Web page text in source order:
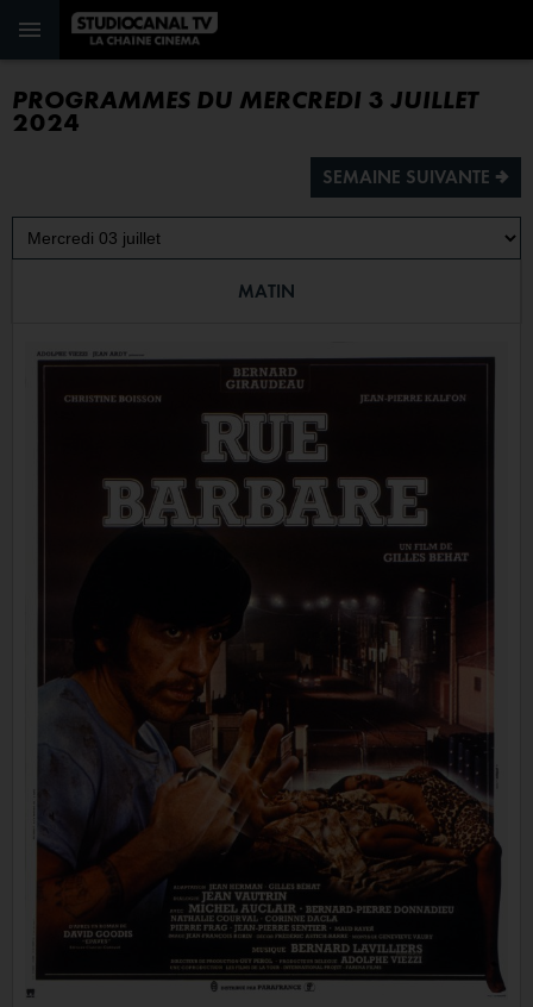
PROGRAMMES DU MERCREDI 3 JUILLET
2024
SEMAINE SUIVANTE ª
MATIN